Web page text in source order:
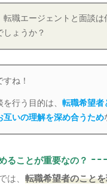
転職エージェントと面談は
しょうか？
ね！
を行う目的は、転職希望者
互いの理解を深め合うため
ることが重要なの？
は、 転職希望者のこと